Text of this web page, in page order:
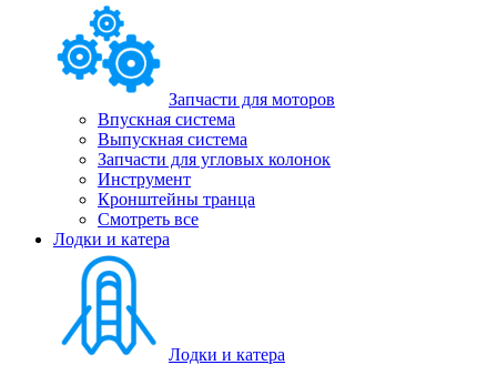
Запчасти для моторов
Впускная система
Выпускная система
Запчасти для угловых колонок
Инструмент
Кронштейны транца
Смотреть все
Лодки и катера
Лодки и катера